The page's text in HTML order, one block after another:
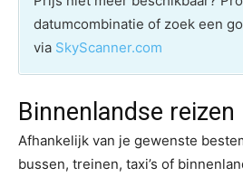
datumcombinatie of zoek een
via SkyScanner.com
Binnenlandse reizen
Afhankelijk van je gewenste
bussen, treinen, taxi’s of